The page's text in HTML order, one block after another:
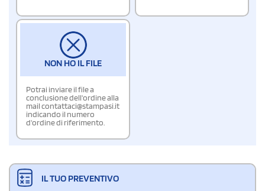
NON HO IL FILE
Potrai inviare il file a
conclusione dell'ordine alla
mail contattaci@stampasi.it
indicando il numero
d'ordine di riferimento.
IL TUO PREVENTIVO